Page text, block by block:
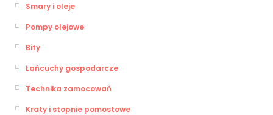
Smary i oleje
Pompy olejowe
Bity
Łańcuchy gospodarcze
Technika zamocowań
Kraty i stopnie pomostowe